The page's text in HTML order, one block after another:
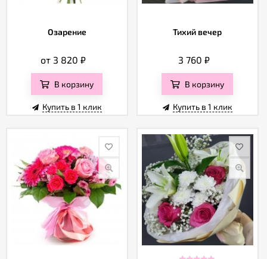
Озарение
от 3 820₽
В корзину
Купить в 1 клик
Тихий вечер
3 760 ₽
В корзину
Купить в 1 клик